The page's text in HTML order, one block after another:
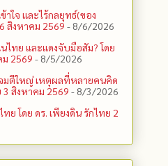
าใจ และไร้กลยุทธ์(ของ
สิงหาคม 2569 - 8/6/2026
ไทย และแดงจับมือสัม? โดย
ม 2569 - 8/5/2026
มตีใหญ่ เหตุผลที่หลายคนคิด
3 สิงหาคม 2569 - 8/3/2026
ย โดย ดร. เพียงดิน รักไทย 2